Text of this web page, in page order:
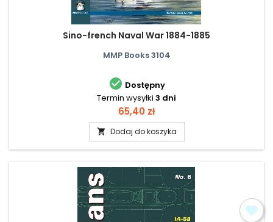
Sino-french Naval War 1884-1885
MMP Books 3104
 Dostępny
Termin wysyłki 3 dni
Cena
65,40 zł
 Dodaj do koszyka